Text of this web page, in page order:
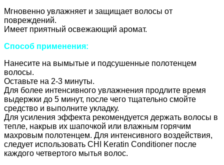
Мгновенно увлажняет и защищает волосы от
повреждений.
Имеет приятный освежающий аромат.
Способ применения:
Нанесите на вымытые и подсушенные полотенцем
волосы.
Оставьте на 2-3 минуты.
Для более интенсивного увлажнения продлите время
выдержки до 5 минут, после чего тщательно смойте
средство и выполните укладку.
Для усиления эффекта рекомендуется держать волосы в
тепле, накрыв их шапочкой или влажным горячим
махровым полотенцем. Для интенсивного воздействия,
следует использовать CHI Keratin Conditioner после
каждого четвертого мытья волос.